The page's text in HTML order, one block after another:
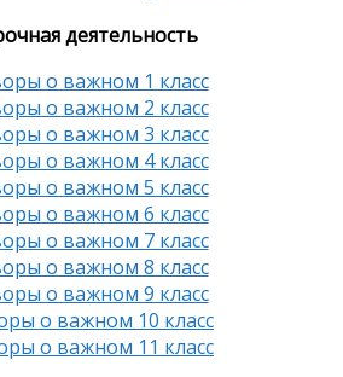
деятельность
о важном 1 класс
о важном 2 класс
о важном 3 класс
о важном 4 класс
о важном 5 класс
о важном 6 класс
о важном 7 класс
о важном 8 класс
о важном 9 класс
о важном 10 класс
о важном 11 класс